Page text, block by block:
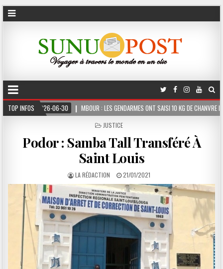
TOP INFOS
MBOUR : LES GENDARMES ONT SAISI 10 KG DE CHANVRE INDIEN DISSIMULÉS DANS
POSTED
JUSTICE
Podor : Samba Tall Transféré À
Saint Louis
LA RÉDACTION 21/01/2021